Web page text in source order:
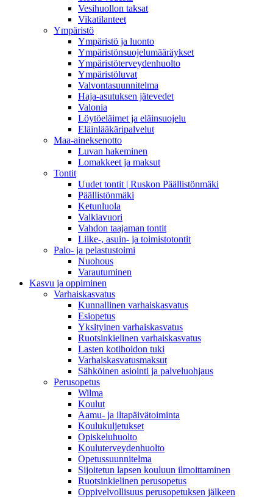
Vesihuollon taksat
Vikatilanteet
Ympäristö
Ympäristö ja luonto
Ympäristönsuojelumääräykset
Ympäristöterveydenhuolto
Ympäristöluvat
Valvontasuunnitelma
Haja-asutuksen jätevedet
Valonia
Löytöeläimet ja eläinsuojelu
Eläinlääkäripalvelut
Maa-aineksenotto
Luvan hakeminen
Lomakkeet ja maksut
Tontit
Uudet tontit | Ruskon Päällistönmäki
Päällistönmäki
Ketunluola
Valkiavuori
Vahdon taajaman tontit
Liike-, asuin- ja toimistotontit
Palo- ja pelastustoimi
Nuohous
Varautuminen
Kasvu ja oppiminen
Varhaiskasvatus
Kunnallinen varhaiskasvatus
Esiopetus
Yksityinen varhaiskasvatus
Ruotsinkielinen varhaiskasvatus
Lasten kotihoidon tuki
Varhaiskasvatusmaksut
Sähköinen asiointi ja palveluohjaus
Perusopetus
Wilma
Koulut
Aamu- ja iltapäivätoiminta
Koulukuljetukset
Opiskeluhuolto
Kouluterveydenhuolto
Opetussuunnitelma
Sijoitetun lapsen kouluun ilmoittaminen
Ruotsinkielinen perusopetus
Oppivelvollisuus perusopetuksen jälkeen